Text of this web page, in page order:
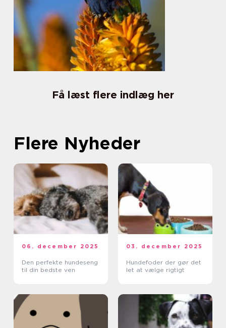
Få læst flere indlæg her
Flere Nyheder
06. december 2025
Den perfekte hundeseng
til din bedste ven
03. december 2025
Hundefoder der gør det
let at vælge rigtigt